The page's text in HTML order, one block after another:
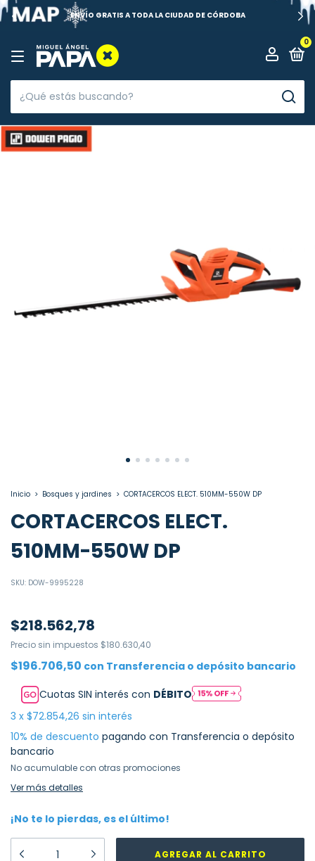
ENVÍO GRATIS A TODA LA CIUDAD DE CÓRDOBA
0
Inicio > Bosques y jardines > CORTACERCOS ELECT. 510MM-550W DP
CORTACERCOS ELECT.
510MM-550W DP
SKU: DOW-9995228
$218.562,78
Precio sin impuestos $180.630,40
$196.706,50 con Transferencia o depósito bancario
Cuotas SIN interés con DÉBITO
3 x $72.854,26 sin interés
10% de descuento pagando con Transferencia o depósito
bancario
No acumulable con otras promociones
Ver más detalles
¡No te lo pierdas, es el último!